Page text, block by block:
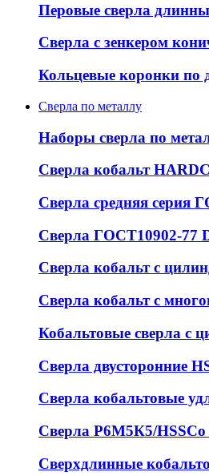
Перовые сверла
Сверла с зенкером
Кольцевые коронки по
Сверла по металлу
Наборы сверла по
Сверла кобальт
Сверла средняя серия
Сверла ГОСТ10902-
Сверла кобальт с
Сверла кобальт с
Кобальтовые сверла с
Сверла двусторонние
Сверла кобальтовые
Сверла Р6М5К5/
Сверхдлинные